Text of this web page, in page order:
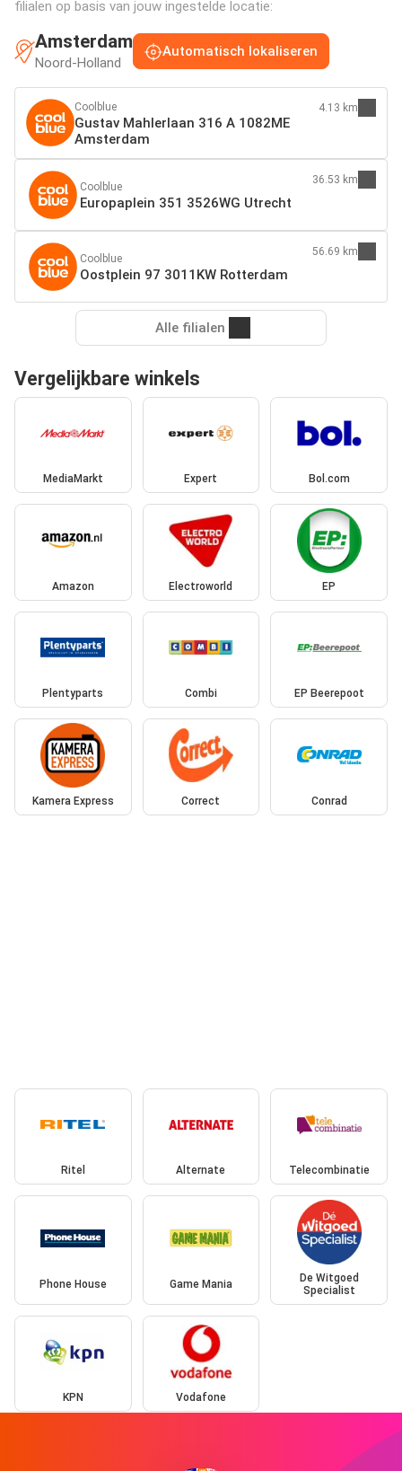
filialen op basis van jouw ingestelde locatie:
Amsterdam
Noord-Holland
Automatisch lokaliseren
Coolblue
Gustav Mahlerlaan 316 A 1082ME
Amsterdam
4.13 km
Coolblue
Europaplein 351 3526WG Utrecht
36.53 km
Coolblue
Oostplein 97 3011KW Rotterdam
56.69 km
Alle filialen
Vergelijkbare winkels
MediaMarkt Expert Bol.com
Amazon Electroworld EP
Plentyparts Combi EP Beerepoot
Kamera Express Correct Conrad
Ritel Alternate Telecombinatie
Phone House Game Mania
De Witgoed
Specialist
KPN Vodafone